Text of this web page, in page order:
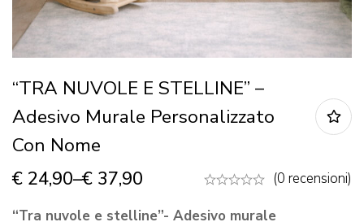
“TRA NUVOLE E STELLINE” –
Adesivo Murale Personalizzato
Con Nome
€ 24,90–€ 37,90
(0 recensioni)
“Tra nuvole e stelline”- Adesivo murale